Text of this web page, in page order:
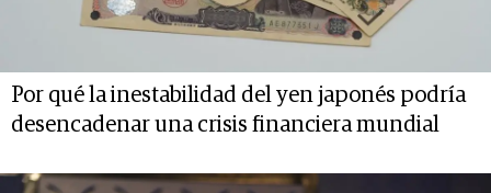
Por qué la inestabilidad del yen japonés podría
desencadenar una crisis financiera mundial